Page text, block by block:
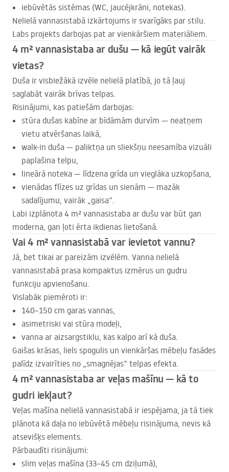
iebūvētās sistēmas (WC, jaucējkrāni, notekas).
Nelielā vannasistabā izkārtojums ir svarīgāks par stilu.
Labs projekts darbojas pat ar vienkāršiem materiāliem.
4 m² vannasistaba ar dušu — kā iegūt vairāk
vietas?
Duša ir visbiežākā izvēle nelielā platībā, jo tā ļauj
saglabāt vairāk brīvas telpas.
Risinājumi, kas patiešām darbojas:
stūra dušas kabīne ar bīdāmām durvīm — neatņem
vietu atvēršanas laikā,
walk-in duša — paliktņa un sliekšņu neesamība vizuāli
paplašina telpu,
lineārā noteka — līdzena grīda un vieglāka uzkopšana,
vienādas flīzes uz grīdas un sienām — mazāk
sadalījumu, vairāk „gaisa”.
Labi izplānota 4 m² vannasistaba ar dušu var būt gan
moderna, gan ļoti ērta ikdienas lietošanā.
Vai 4 m² vannasistabā var ievietot vannu?
Jā, bet tikai ar pareizām izvēlēm. Vanna nelielā
vannasistabā prasa kompaktus izmērus un gudru
funkciju apvienošanu.
Vislabāk piemēroti ir:
140–150 cm garas vannas,
asimetriski vai stūra modeļi,
vanna ar aizsargstiklu, kas kalpo arī kā duša.
Gaišas krāsas, liels spogulis un vienkāršas mēbeļu fasādes
palīdz izvairīties no „smagnējas” telpas efekta.
4 m² vannasistaba ar veļas mašīnu — kā to
gudri iekļaut?
Veļas mašīna nelielā vannasistabā ir iespējama, ja tā tiek
plānota kā daļa no iebūvētā mēbeļu risinājuma, nevis kā
atsevišķs elements.
Pārbaudīti risinājumi:
slim veļas mašīna (33–45 cm dziļumā),